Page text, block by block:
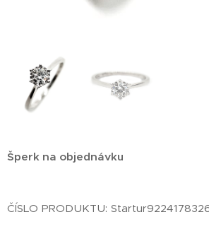
Šperk na objednávku
ČÍSLO PRODUKTU: